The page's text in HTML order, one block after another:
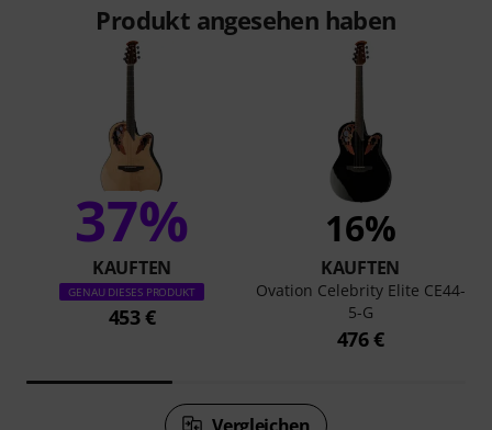
Produkt angesehen haben
37%
KAUFTEN
GENAU DIESES PRODUKT
453 €
16%
KAUFTEN
Ovation Celebrity Elite CE44-
5-G
476 €
Vergleichen